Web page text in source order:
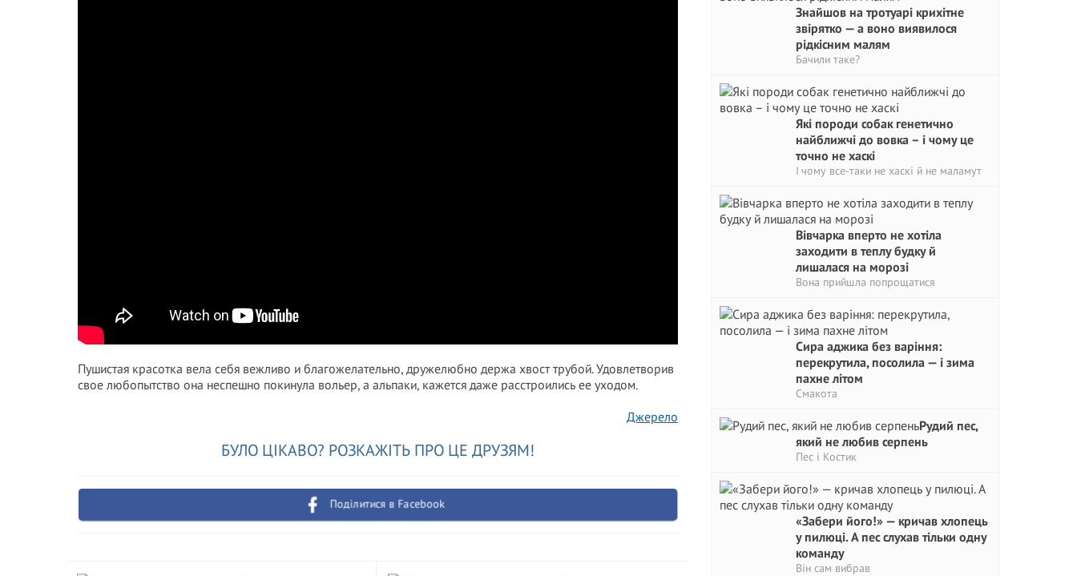
Знайшов на тротуарі крихітне
звірятко — а воно виявилося
рідкісним малям
Бачили таке?
Які породи собак генетично
найближчі до вовка – і чому це
точно не хаскі
І чому все-таки не хаскі й не маламут
Вівчарка вперто не хотіла
заходити в теплу будку й
лишалася на морозі
Вона прийшла попрощатися
Сира аджика без варіння:
перекрутила, посолила — і зима
пахне літом
Смакота
Рудий пес,
який не любив серпень
Пес і Костик
«Забери його!» — кричав хлопець
у пилюці. А пес слухав тільки одну
команду
Він сам вибрав
Пушистая красотка вела себя вежливо и благожелательно, дружелюбно держа хвост трубой. Удовлетворив
свое любопытство она неспешно покинула вольер, а альпаки, кажется даже расстроились ее уходом.
Джерело
БУЛО ЦІКАВО? РОЗКАЖІТЬ ПРО ЦЕ ДРУЗЯМ!
Поділитися в Facebook